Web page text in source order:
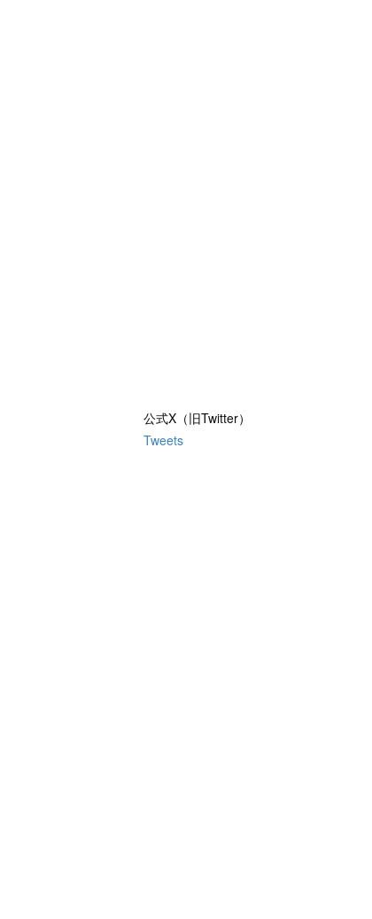
公式X（旧Twitter）
Tweets